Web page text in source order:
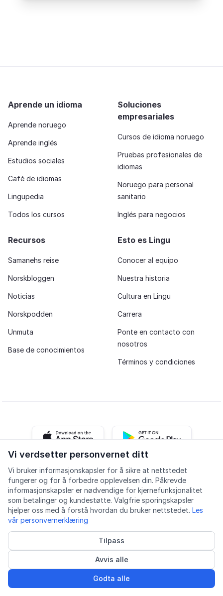
Vi verdsetter personvernet ditt
Vi bruker informasjonskapsler for å sikre at nettstedet
fungerer og for å forbedre opplevelsen din. Påkrevde
informasjonskapsler er nødvendige for kjernefunksjonalitet
som betalinger og kundestøtte. Valgfrie sporingskapsler
hjelper oss med å forstå hvordan du bruker nettstedet. Les
vår personvernerklæring
Tilpass
Avvis alle
Godta alle
Aprende un idioma
Aprende noruego
Aprende inglés
Estudios sociales
Café de idiomas
Lingupedia
Todos los cursos
Soluciones
empresariales
Cursos de idioma noruego
Pruebas profesionales de
idiomas
Noruego para personal
sanitario
Inglés para negocios
Recursos
Samanehs reise
Norskbloggen
Noticias
Norskpodden
Unmuta
Base de conocimientos
Esto es Lingu
Conocer al equipo
Nuestra historia
Cultura en Lingu
Carrera
Ponte en contacto con
nosotros
Términos y condiciones
iOS app Android app
FacebookInstagram
YoutubeLinkedIn
Informasjonskapsler
Proveedor de cursos acreditado